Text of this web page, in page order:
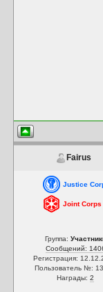
Fairus
Justice
Joint Corps
Группа:
Сообщений:
Регистрация:
Пользователь №:
Награды:2